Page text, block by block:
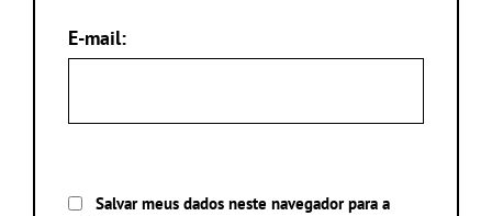
E-mail:
Salvar meus dados neste navegador para a